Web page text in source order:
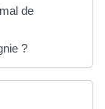
de
?